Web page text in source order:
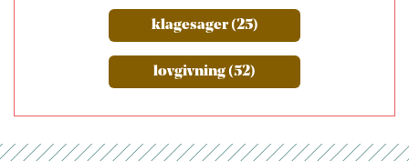
klagesager (25)
lovgivning (52)